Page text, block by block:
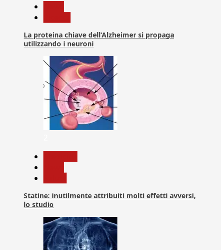
La proteina chiave dell’Alzheimer si propaga
utilizzando i neuroni
Statine: inutilmente attribuiti molti effetti avversi,
lo studio